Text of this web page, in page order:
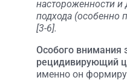
настороженности
подхода (особенно
[3-6].
Особого внимания
рецидивирующий
именно он